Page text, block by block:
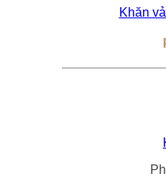
Khăn